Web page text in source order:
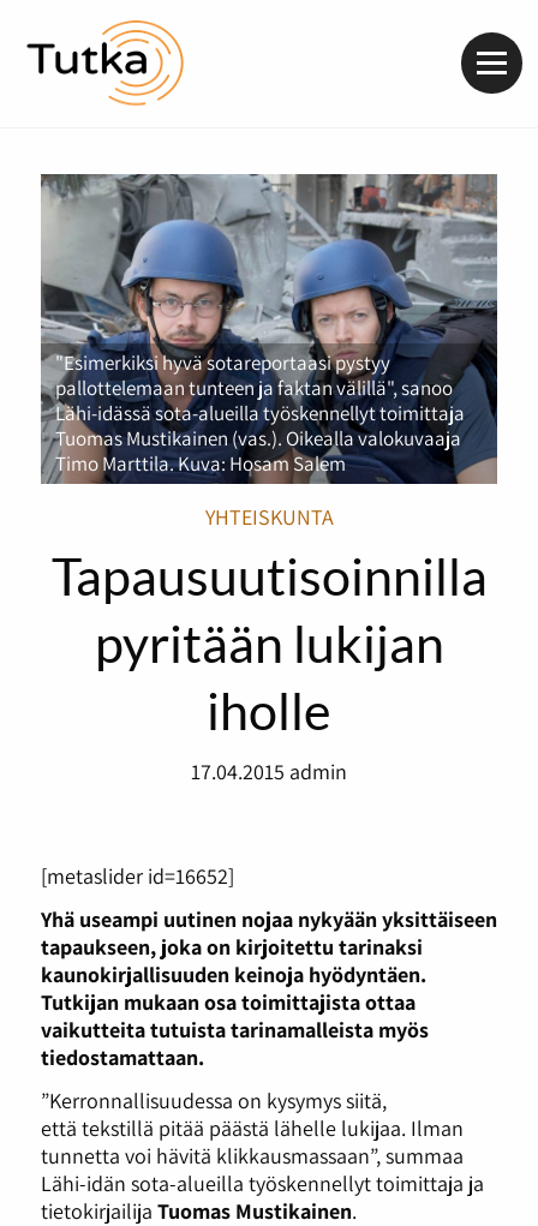
"Esimerkiksi hyvä sotareportaasi pystyy
pallottelemaan tunteen ja faktan välillä", sanoo
Lähi-idässä sota-alueilla työskennellyt toimittaja
Tuomas Mustikainen (vas.). Oikealla valokuvaaja
Timo Marttila. Kuva: Hosam Salem
YHTEISKUNTA
Tapausuutisoinnilla
pyritään lukijan
iholle
17.04.2015 admin
[metaslider id=16652]
Yhä useampi uutinen nojaa nykyään yksittäiseen
tapaukseen, joka on kirjoitettu tarinaksi
kaunokirjallisuuden keinoja hyödyntäen.
Tutkijan mukaan osa toimittajista ottaa
vaikutteita tutuista tarinamalleista myös
tiedostamattaan.
”Kerronnallisuudessa on kysymys siitä,
että tekstillä pitää päästä lähelle lukijaa. Ilman
tunnetta voi hävitä klikkausmassaan”, summaa
Lähi-idän sota-alueilla työskennellyt toimittaja ja
tietokirjailija Tuomas Mustikainen.